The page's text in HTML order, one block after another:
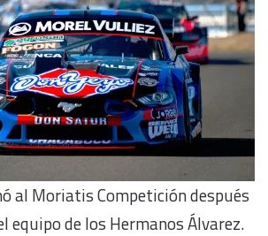
al Moriatis Competición después
equipo de los Hermanos Álvarez.